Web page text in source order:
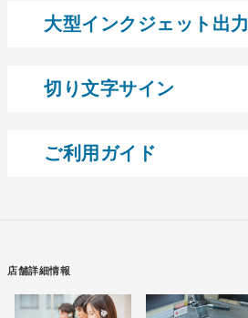
大型インクジェット出力
切り文字サイン
ご利用ガイド
店舗詳細情報